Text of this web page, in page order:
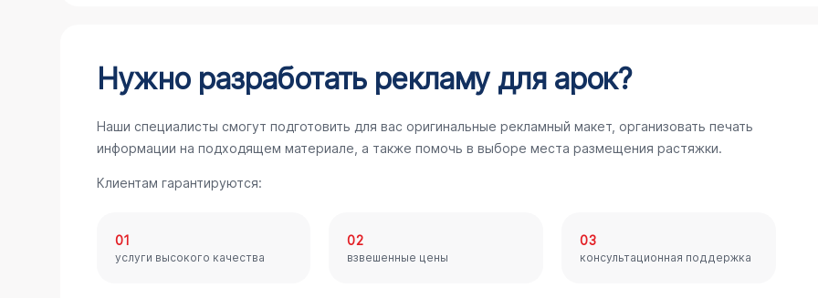
Нужно разработать рекламу для арок?
Наши специалисты смогут подготовить для вас оригинальные рекламный макет, организовать печать
информации на подходящем материале, а также помочь в выборе места размещения растяжки.
Клиентам гарантируются:
01
услуги высокого качества
02
взвешенные цены
03
консультационная поддержка